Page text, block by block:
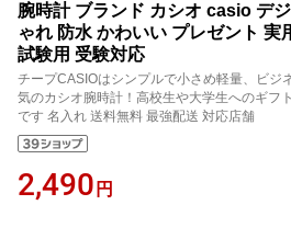
腕時計 ブランド カシオ casio デ
ゃれ 防水 かわいい プレゼント 実
試験用 受験対応
チープCASIOはシンプルで小さめ軽量、ビジ
気のカシオ腕時計！高校生や大学生へのギフ
です 名入れ 送料無料 最強配送 対応店舗
2,490 円